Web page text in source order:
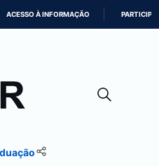
CONTEÚDO
ACESSO À INFORMAÇÃO PARTICIPE